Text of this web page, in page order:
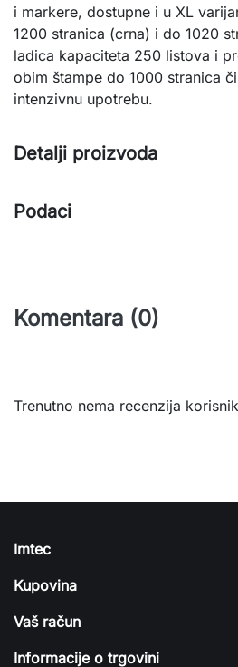
i markere, dostupne i u XL
1200 stranica (crna) i do 1020
ladica kapaciteta 250 listova i
obim štampe do 1000 stranica
intenzivnu upotrebu.
Detalji proizvoda
Podaci
Komentara (0)
Trenutno nema recenzija
Imtec
Kupovina
Vaš račun
Informacije o trgovini